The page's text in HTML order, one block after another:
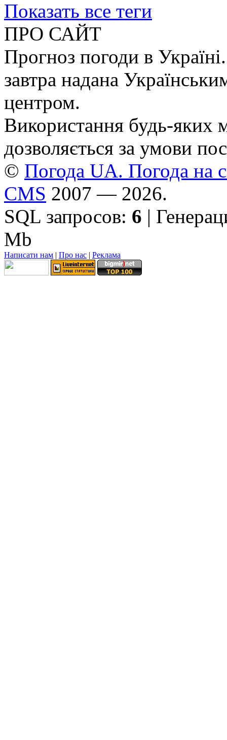
Показать все теги
ПРО САЙТ
Прогноз погоди в
завтра надана
центром.
Використання будь-яких
дозволяється за умови
© Погода UA. Погода на
CMS 2007 — 2026.
SQL запросов: 6 |
Mb
Написати нам | Про нас | Реклама